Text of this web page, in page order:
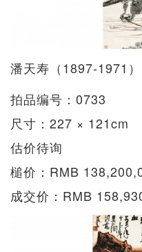
潘天寿（1897-1971
拍品编号：0733
尺寸：227 × 121cm
估价待询
槌价：RMB
成交价：RMB